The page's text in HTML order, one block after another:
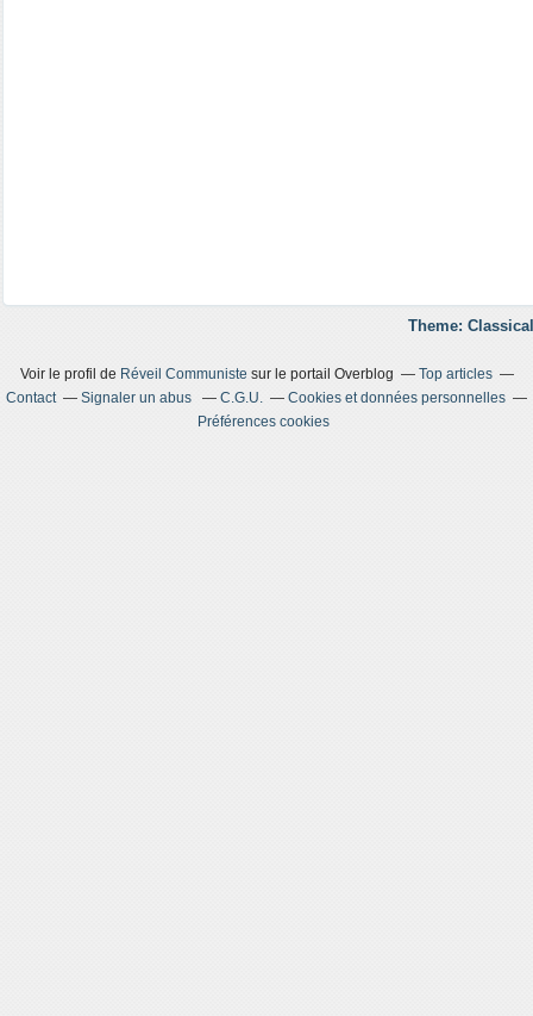
Theme:
Voir le profil de Réveil Communiste sur le portail Overblog
Top articles
Contact
Signaler un abus C.G.U.
Cookies et données personnelles
Préférences cookies